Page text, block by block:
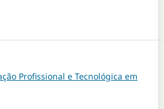
Profissional e Tecnológica em